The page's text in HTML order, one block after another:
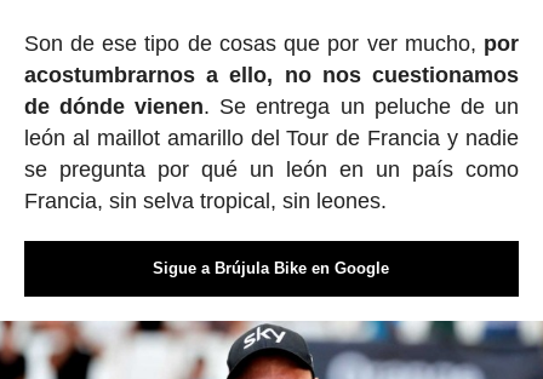
Son de ese tipo de cosas que por ver mucho, por
acostumbrarnos a ello, no nos cuestionamos
de dónde vienen. Se entrega un peluche de un
león al maillot amarillo del Tour de Francia y nadie
se pregunta por qué un león en un país como
Francia, sin selva tropical, sin leones.
Sigue a Brújula Bike en Google